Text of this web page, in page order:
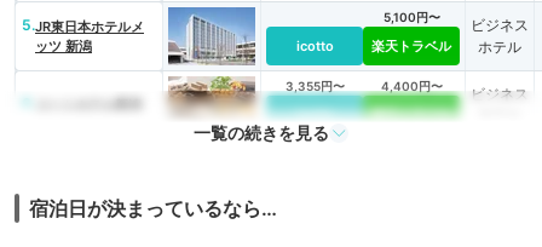
5.JR東日本ホテルメ
ッツ 新潟
icotto
5,100円〜
楽天トラベル
ビジネス
ホテル
3,355円〜
icotto
4,400円〜
楽天トラベル
ビジネス
一覧の続きを見る
宿泊日が決まっているなら…